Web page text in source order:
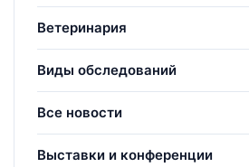
Ветеринария
Виды обследований
Все новости
Выставки и конференции